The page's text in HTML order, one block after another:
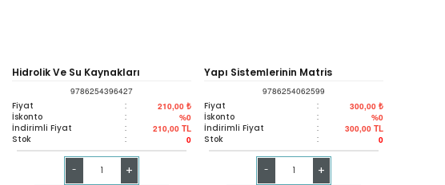
Hidrolik Ve Su Kaynakları
Mühendisliğinde Flow-3d
9786254396427
Fiyat : 210,00 ₺
İskonto : %0
İndirimli Fiyat : 210,00 TL
Stok : 0
- +
Yapı Sistemlerinin Matris
Yöntemlerle Hesabı
9786254062599
Fiyat : 300,00 ₺
İskonto : %0
İndirimli Fiyat : 300,00 TL
Stok : 0
- +